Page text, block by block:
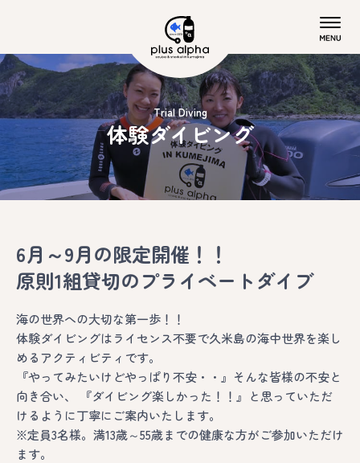
Trial Diving
体験ダイビング
6月～9月の限定開催！！
原則1組貸切のプライベートダイブ
海の世界への大切な第一歩！！
体験ダイビングはライセンス不要で久米島の海中世界を楽し
めるアクティビティです。
『やってみたいけどやっぱり不安・・』そんな皆様の不安と
向き合い、
『ダイビング楽しかった！！』と思っていただ
けるように丁寧にご案内いたします。
※定員3名様。満13歳～55歳までの健康な方がご参加いただけ
ます。